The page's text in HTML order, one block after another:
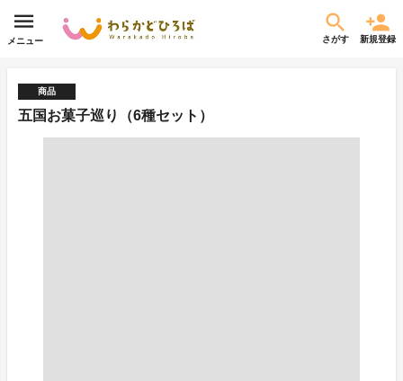
メニュー さがす 新規登録
商品
五国お菓子巡り（6種セット）